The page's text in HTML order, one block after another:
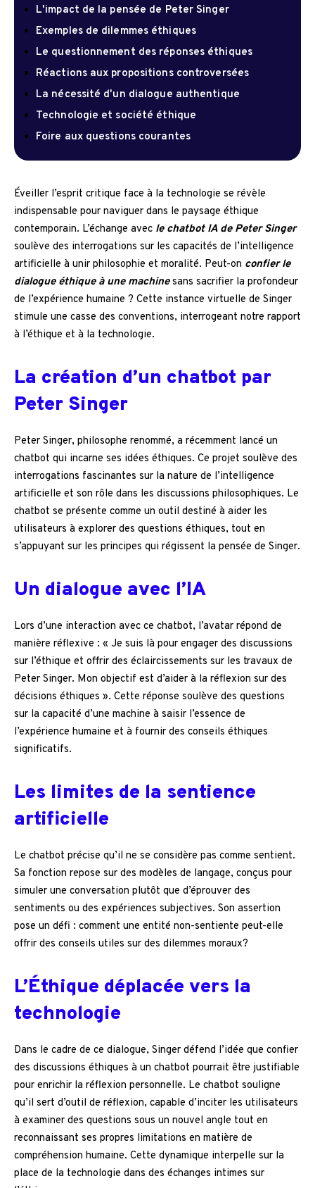
L'impact de la pensée de Peter Singer
Exemples de dilemmes éthiques
Le questionnement des réponses éthiques
Réactions aux propositions controversées
La nécessité d'un dialogue authentique
Technologie et société éthique
Foire aux questions courantes
Éveiller l’esprit critique face à la technologie se révèle
indispensable pour naviguer dans le paysage éthique
contemporain. L’échange avec le chatbot IA de Peter Singer
soulève des interrogations sur les capacités de l’intelligence
artificielle à unir philosophie et moralité. Peut-on confier le
dialogue éthique à une machinesans sacrifier la profondeur
de l’expérience humaine ? Cette instance virtuelle de Singer
stimule une casse des conventions, interrogeant notre rapport
à l’éthique et à la technologie.
La création d’un chatbot par
Peter Singer
Peter Singer, philosophe renommé, a récemment lancé un
chatbot qui incarne ses idées éthiques. Ce projet soulève des
interrogations fascinantes sur la nature de l’intelligence
artificielle et son rôle dans les discussions philosophiques. Le
chatbot se présente comme un outil destiné à aider les
utilisateurs à explorer des questions éthiques, tout en
s’appuyant sur les principes qui régissent la pensée de Singer.
Un dialogue avec l’IA
Lors d’une interaction avec ce chatbot, l’avatar répond de
manière réflexive : « Je suis là pour engager des discussions
sur l’éthique et offrir des éclaircissements sur les travaux de
Peter Singer. Mon objectif est d’aider à la réflexion sur des
décisions éthiques ». Cette réponse soulève des questions
sur la capacité d’une machine à saisir l’essence de
l’expérience humaine et à fournir des conseils éthiques
significatifs.
Les limites de la sentience
artificielle
Le chatbot précise qu’il ne se considère pas comme sentient.
Sa fonction repose sur des modèles de langage, conçus pour
simuler une conversation plutôt que d’éprouver des
sentiments ou des expériences subjectives. Son assertion
pose un défi : comment une entité non-sentiente peut-elle
offrir des conseils utiles sur des dilemmes moraux?
L’Éthique déplacée vers la
technologie
Dans le cadre de ce dialogue, Singer défend l’idée que confier
des discussions éthiques à un chatbot pourrait être justifiable
pour enrichir la réflexion personnelle. Le chatbot souligne
qu’il sert d’outil de réflexion, capable d’inciter les utilisateurs
à examiner des questions sous un nouvel angle tout en
reconnaissant ses propres limitations en matière de
compréhension humaine. Cette dynamique interpelle sur la
place de la technologie dans des échanges intimes sur